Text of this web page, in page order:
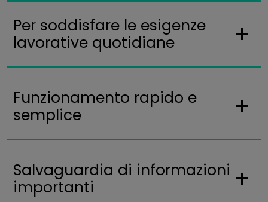
Per soddisfare le esigenze
lavorative quotidiane
Funzionamento rapido e
semplice
Salvaguardia di informazioni
importanti